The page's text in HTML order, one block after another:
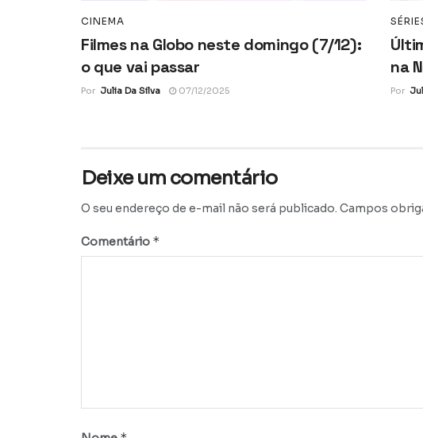
CINEMA
Filmes na Globo neste domingo (7/12):
o que vai passar
Por Julia Da Silva 07/12/2025
na
Por
Deixe um comentário
O seu endereço de e-mail não será publicado. Campos
Comentário *